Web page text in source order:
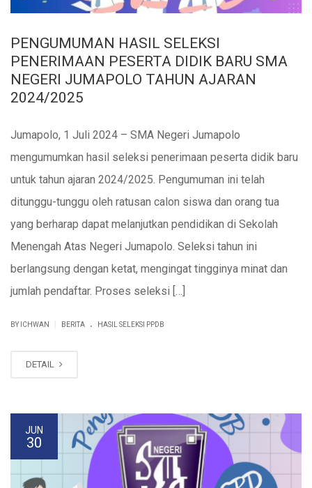
PENGUMUMAN HASIL SELEKSI
PENERIMAAN PESERTA DIDIK BARU SMA
NEGERI JUMAPOLO TAHUN AJARAN
2024/2025
Jumapolo, 1 Juli 2024 – SMA Negeri Jumapolo
mengumumkan hasil seleksi penerimaan peserta didik baru
untuk tahun ajaran 2024/2025. Pengumuman ini telah
ditunggu-tunggu oleh ratusan calon siswa dan orang tua
yang berharap dapat melanjutkan pendidikan di Sekolah
Menengah Atas Negeri Jumapolo. Seleksi tahun ini
berlangsung dengan ketat, mengingat tingginya minat dan
jumlah pendaftar. Proses seleksi […]
BY ICHWAN BERITA . HASIL SELEKSI PPDB
DETAIL
JUN
30